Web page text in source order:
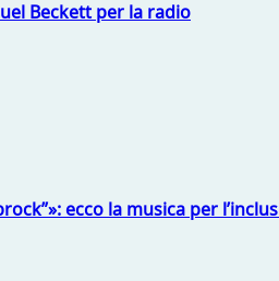
Beckett per la radio
ecco la musica per